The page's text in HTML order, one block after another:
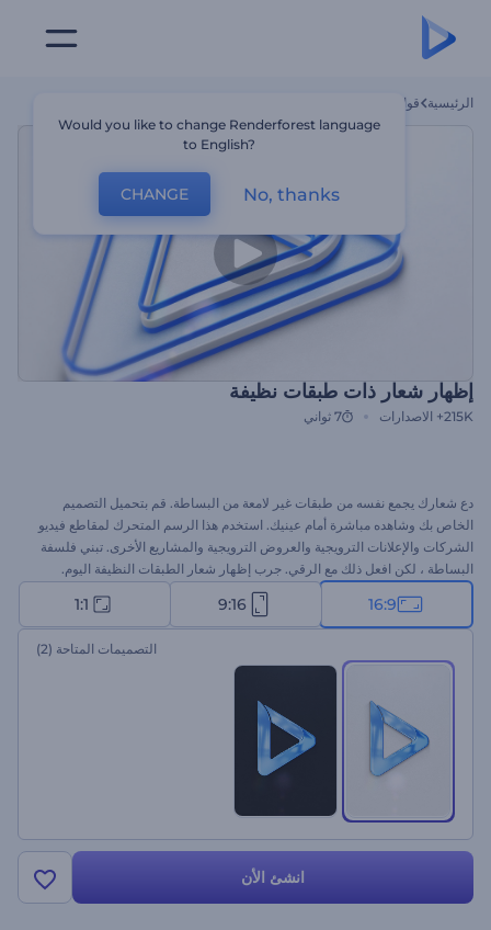
الرئيسية قوالب
إظهار شعار ذات طبقات نظيفة
215K+ الاصدارات 7 ثواني
دع شعارك يجمع نفسه من طبقات غير لامعة من البساطة. قم بتحميل التصميم
الخاص بك وشاهده مباشرة أمام عينيك. استخدم هذا الرسم المتحرك لمقاطع فيديو
الشركات والإعلانات الترويجية والعروض الترويجية والمشاريع الأخرى. تبني فلسفة
البساطة ، لكن افعل ذلك مع الرقي. جرب إظهار شعار الطبقات النظيفة اليوم.
16:9
9:16
1:1
التصميمات المتاحة (2)
انشئ الأن
Would you like to change Renderforest language
to English?
CHANGE No, thanks